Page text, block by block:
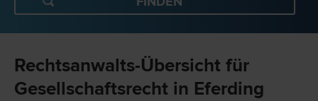
Rechtsanwalts-Übersicht für
Gesellschaftsrecht in Eferding